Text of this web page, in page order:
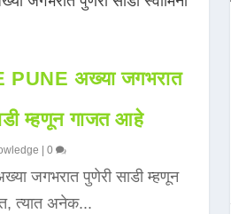
अख्या जगभरात
म्हणून गाजत आहे
|0
जगभरात पुणेरी साडी म्हणून
त्यात अनेक...